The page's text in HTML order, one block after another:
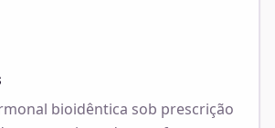
bioidêntica sob prescrição